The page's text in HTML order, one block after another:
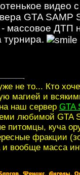
видео
GTA SAMP
массовое ДТП
турнира.
не то... Кто
магией и
наш сервер GTA
любимой GTA
питомцы, куча
фракции
вообще масса